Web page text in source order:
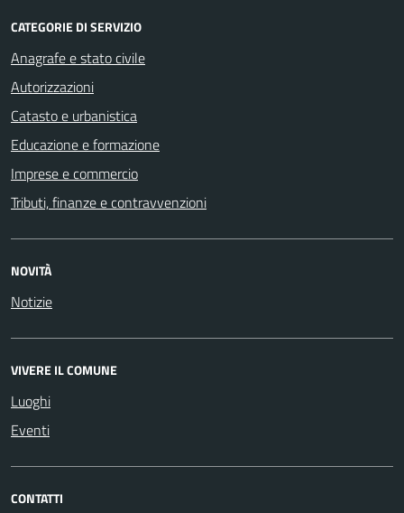
CATEGORIE DI SERVIZIO
Anagrafe e stato civile
Autorizzazioni
Catasto e urbanistica
Educazione e formazione
Imprese e commercio
Tributi, finanze e contravvenzioni
NOVITÀ
Notizie
VIVERE IL COMUNE
Luoghi
Eventi
CONTATTI